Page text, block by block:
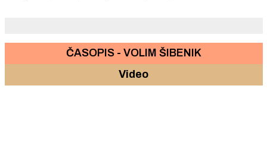
ČASOPIS - VOLIM ŠIBENIK
Video